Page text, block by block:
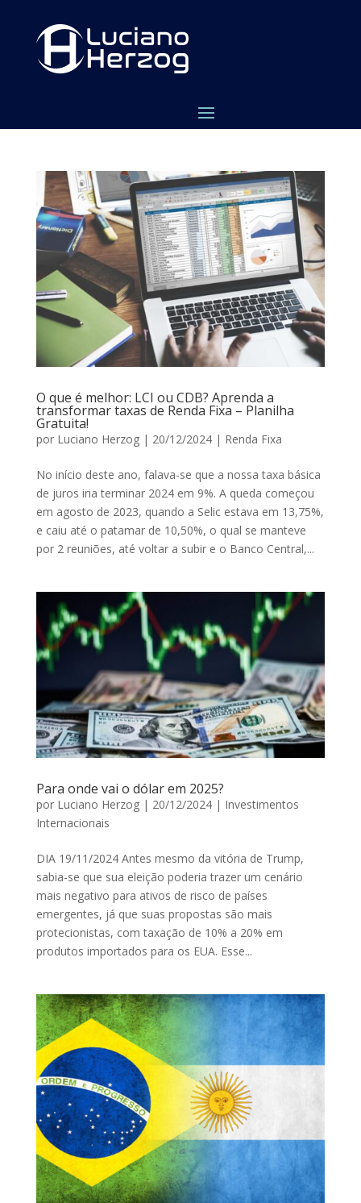
O que é melhor: LCI ou CDB? Aprenda a
transformar taxas de Renda Fixa – Planilha
Gratuita!
por Luciano Herzog| 20/12/2024| Renda Fixa
No início deste ano, falava-se que a nossa taxa básica
de juros iria terminar 2024 em 9%. A queda começou
em agosto de 2023, quando a Selic estava em 13,75%,
e caiu até o patamar de 10,50%, o qual se manteve
por 2 reuniões, até voltar a subir e o Banco Central,...
Para onde vai o dólar em 2025?
por Luciano Herzog| 20/12/2024| Investimentos
Internacionais
DIA 19/11/2024 Antes mesmo da vitória de Trump,
sabia-se que sua eleição poderia trazer um cenário
mais negativo para ativos de risco de países
emergentes, já que suas propostas são mais
protecionistas, com taxação de 10% a 20% em
produtos importados para os EUA. Esse...